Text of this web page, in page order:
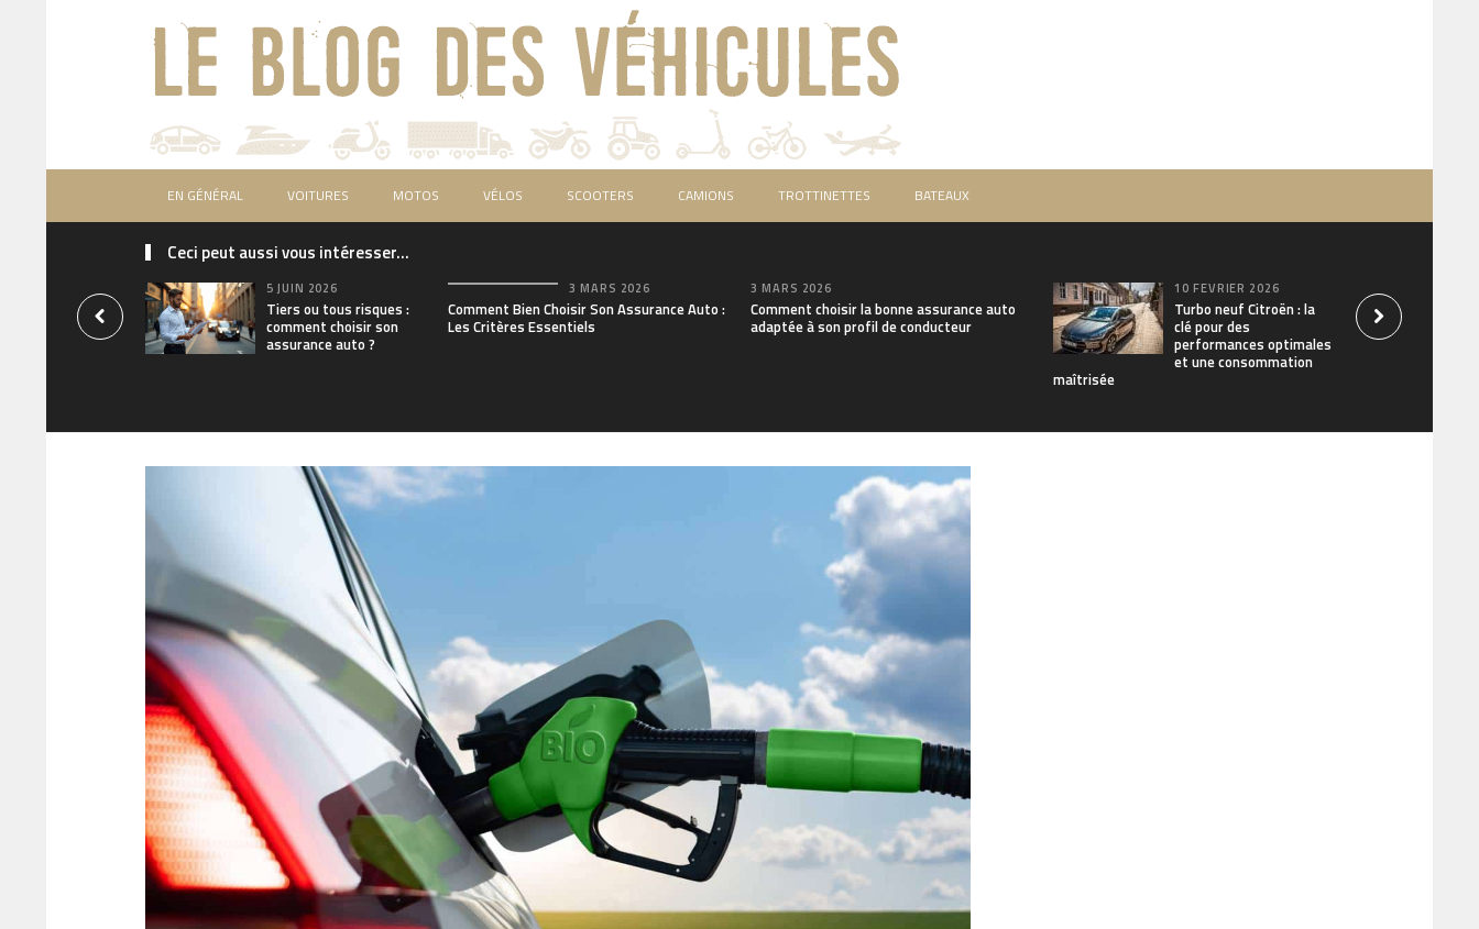
EN GÉNÉRAL VOITURES MOTOS VÉLOS SCOOTERS CAMIONS TROTTINETTES BATEAUX
Ceci peut aussi vous intéresser...
5 JUIN 2026
Tiers ou tous risques :
comment choisir son
assurance auto ?
3 MARS 2026
Comment Bien Choisir Son Assurance Auto :
Les Critères Essentiels
3 MARS 2026
Comment choisir la bonne assurance auto
adaptée à son profil de conducteur
10 FÉVRIER 2026
Turbo neuf Citroën : la
clé pour des
performances optimales
et une consommation
maîtrisée